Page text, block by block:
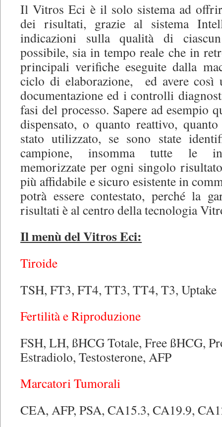
Il Vitros Eci è il solo sistema ad
dei risultati, grazie al sistema
indicazioni sulla qualità di
possibile, sia in tempo reale che in
principali verifiche eseguite dalla
ciclo di elaborazione, ed avere così
documentazione ed i controlli
fasi del processo. Sapere ad esempio
dispensato, o quanto reattivo,
stato utilizzato, se sono state
campione, insomma tutte le
memorizzate per ogni singolo
più affidabile e sicuro esistente in
potrà essere contestato, perché la
risultati è al centro della tecnologia
Il menù del Vitros Eci:
Tiroide
TSH, FT3, FT4, TT3, TT4, T3, Uptake
Fertilità e Riproduzione
FSH, LH, ßHCG Totale, Free ßHCG,
Estradiolo, Testosterone, AFP
Marcatori Tumorali
CEA, AFP, PSA, CA15.3, CA19.9,